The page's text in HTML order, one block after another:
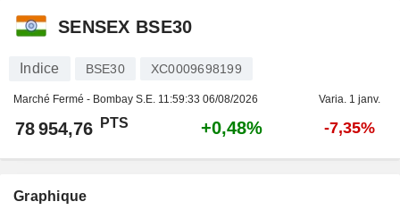
SENSEX BSE30
Indice BSE30 XC0009698199
Marché Fermé - Bombay S.E. 11:59:33 06/08/2026 Varia. 1 janv.
78 954,76 PTS +0,48% -7,35%
Graphique